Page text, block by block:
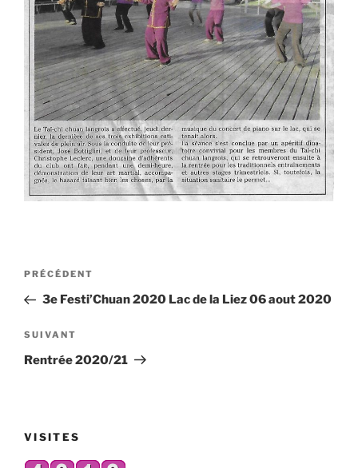
Navigation
l’article
Article
précédent
PRÉCÉDENT
3e Festi’Chuan 2020 Lac de la Liez 06 aout 2020
Article
suivant
SUIVANT
Rentrée 2020/21
VISITES